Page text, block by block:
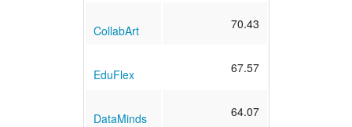
CollabArt 70.43
EduFlex 67.57
DataMinds 64.07